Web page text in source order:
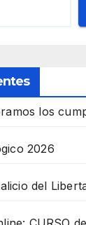
los
2026
del